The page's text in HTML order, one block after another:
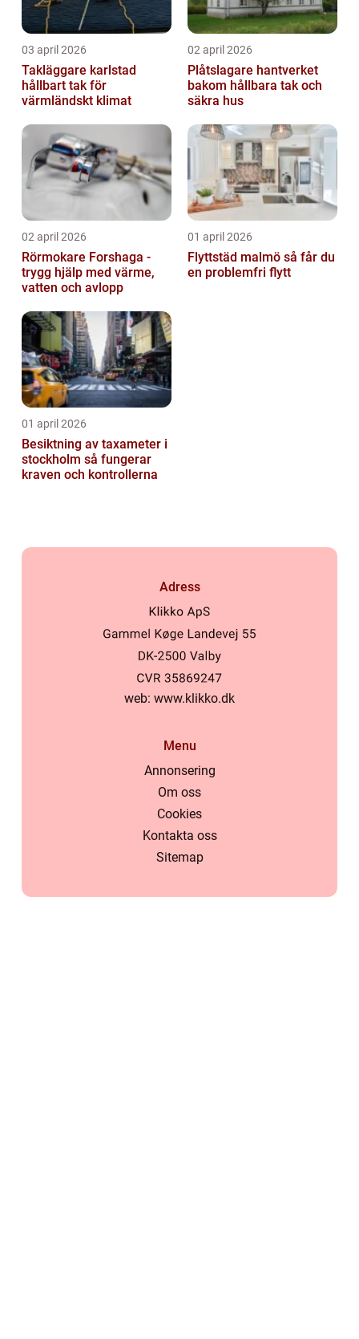
03 april 2026
Takläggare karlstad
hållbart tak för
värmländskt klimat
02 april 2026
Plåtslagare hantverket
bakom hållbara tak och
säkra hus
02 april 2026
Rörmokare Forshaga -
trygg hjälp med värme,
vatten och avlopp
01 april 2026
Flyttstäd malmö så får du
en problemfri flytt
01 april 2026
Besiktning av taxameter i
stockholm så fungerar
kraven och kontrollerna
Adress
web: www.klikko.dk
Menu
Annonsering
Om oss
Cookies
Kontakta oss
Sitemap